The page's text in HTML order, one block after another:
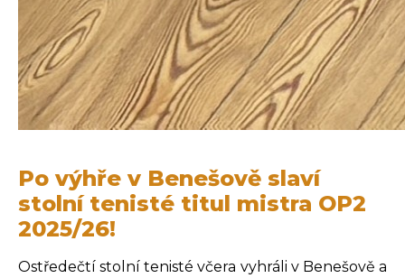
Po výhře v Benešově slaví
stolní tenisté titul mistra OP2
2025/26!
Ostředečtí stolní tenisté včera vyhráli v Benešově a